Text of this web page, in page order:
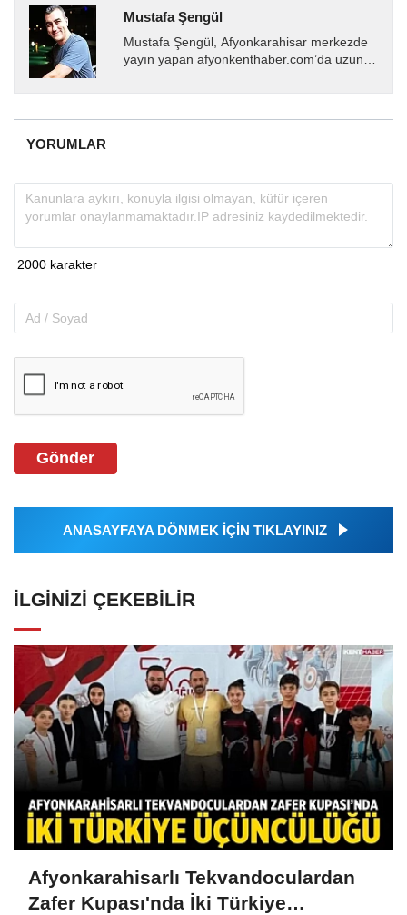
Mustafa Şengül
Mustafa Şengül, Afyonkarahisar merkezde
yayın yapan afyonkenthaber.com’da uzun
almakta, haber akışı...
YORUMLAR
Gönder
ANASAYFAYA DÖNMEK İÇİN TIKLAYINIZ
İLGINIZI ÇEKEBILIR
Afyonkarahisarlı Tekvandoculardan
Zafer Kupası'nda İki Türkiye